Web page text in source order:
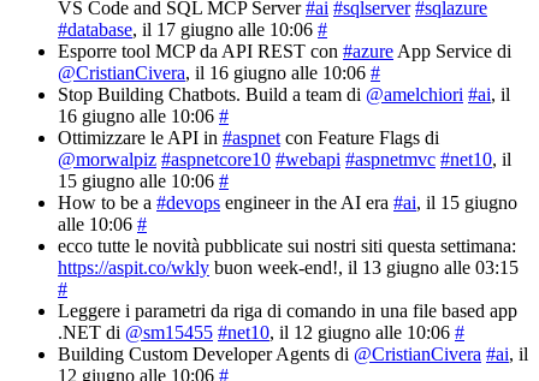
VS Code and SQL MCP Server#ai #sqlserver #sqlazure
#database, il 17 giugno alle 10:06 #
Esporre tool MCP da API REST con #azure App Service di
@CristianCivera, il 16 giugno alle 10:06 #
Stop Building Chatbots. Build a team di @amelchiori #ai, il
16 giugno alle 10:06 #
Ottimizzare le API in #aspnet con Feature Flags di
@morwalpiz #aspnetcore10 #webapi #aspnetmvc #net10, il
15 giugno alle 10:06 #
How to be a #devops engineer in the AI era #ai, il 15 giugno
alle 10:06 #
ecco tutte le novità pubblicate sui nostri siti questa settimana:
https://aspit.co/wkly buon week-end!, il 13 giugno alle 03:15
#
Leggere i parametri da riga di comando in una file based app
.NET di @sm15455 #net10, il 12 giugno alle 10:06 #
Building Custom Developer Agents di @CristianCivera #ai, il
12 giugno alle 10:06 #